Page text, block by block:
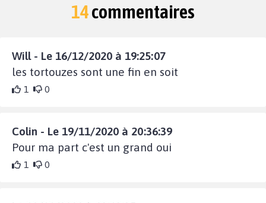
14commentaires
Will - Le 16/12/2020 à 19:25:07
les tortouzes sont une fin en soit
1 0
Colin - Le 19/11/2020 à 20:36:39
Pour ma part c'est un grand oui
1 0